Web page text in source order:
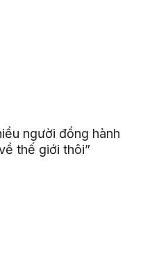
người đồng hành
thế giới thôi”